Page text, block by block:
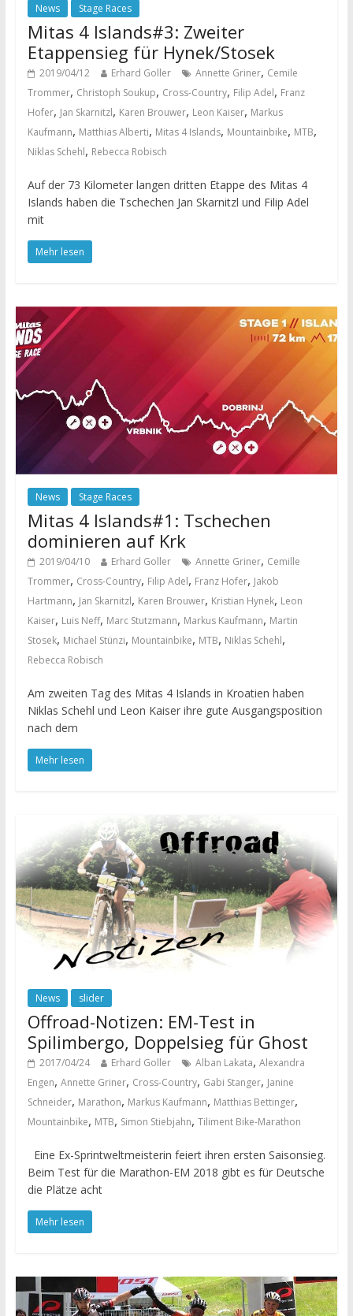
News Stage Races
Mitas 4 Islands#3: Zweiter
Etappensieg für Hynek/Stosek
2019/04/12 Erhard Goller Annette Griner, Cemile
Trommer, Christoph Soukup, Cross-Country, Filip Adel, Franz
Hofer, Jan Skarnitzl, Karen Brouwer, Leon Kaiser, Markus
Kaufmann, Matthias Alberti, Mitas 4 Islands, Mountainbike, MTB,
Niklas Schehl, Rebecca Robisch
Auf der 73 Kilometer langen dritten Etappe des Mitas 4
Islands haben die Tschechen Jan Skarnitzl und Filip Adel
mit
Mehr lesen
News Stage Races
Mitas 4 Islands#1: Tschechen
dominieren auf Krk
2019/04/10 Erhard Goller Annette Griner, Cemille
Trommer, Cross-Country, Filip Adel, Franz Hofer, Jakob
Hartmann, Jan Skarnitzl, Karen Brouwer, Kristian Hynek, Leon
Kaiser, Luis Neff, Marc Stutzmann, Markus Kaufmann, Martin
Stosek, Michael Stünzi, Mountainbike, MTB, Niklas Schehl,
Rebecca Robisch
Am zweiten Tag des Mitas 4 Islands in Kroatien haben
Niklas Schehl und Leon Kaiser ihre gute Ausgangsposition
nach dem
Mehr lesen
News slider
Offroad-Notizen: EM-Test in
Spilimbergo, Doppelsieg für Ghost
2017/04/24 Erhard Goller Alban Lakata, Alexandra
Engen, Annette Griner, Cross-Country, Gabi Stanger, Janine
Schneider, Marathon, Markus Kaufmann, Matthias Bettinger,
Mountainbike, MTB, Simon Stiebjahn, Tiliment Bike-Marathon
Eine Ex-Sprintweltmeisterin feiert ihren ersten Saisonsieg.
Beim Test für die Marathon-EM 2018 gibt es für Deutsche
die Plätze acht
Mehr lesen